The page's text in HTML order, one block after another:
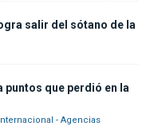
salir del sótano de la
puntos que perdió en la
- Agencias